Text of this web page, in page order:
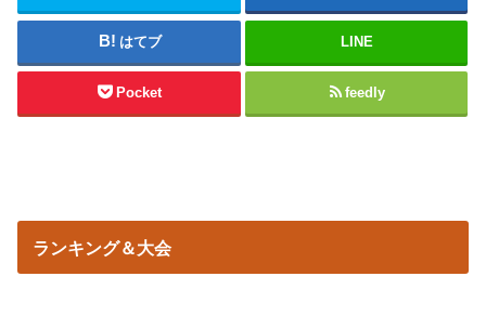
はてブ LINE
Pocket feedly
ランキング＆大会